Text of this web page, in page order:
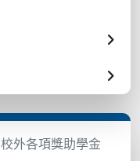
校外各項獎助學金